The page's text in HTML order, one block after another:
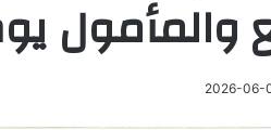
يوم 27 أكتوبر
2026-06-